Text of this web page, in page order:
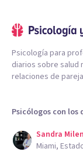
Psicología para
diarios sobre salud
relaciones de
Psicólogos con
Sandra
Miami,